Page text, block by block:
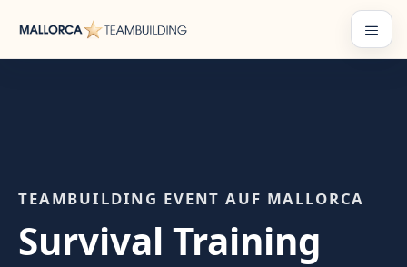
Inhalt
springen
TEAMBUILDING EVENT AUF MALLORCA
Survival Training